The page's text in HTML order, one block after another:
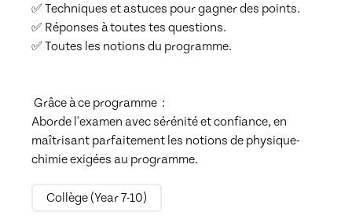
✅ Techniques et astuces pour gagner des points.
✅ Réponses à toutes tes questions.
✅ Toutes les notions du programme.
Aborde l'examen avec sérénité et confiance, en
maîtrisant parfaitement les notions de physique-
chimie exigées au programme.
Collège (Year 7-10)